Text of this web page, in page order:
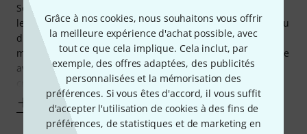
Grâce à nos cookies, nous souhaitons vous offrir
la meilleure expérience d'achat possible, avec
tout ce que cela implique. Cela inclut, par
exemple, des offres adaptées, des publicités
personnalisées et la mémorisation des
préférences. Si vous êtes d'accord, il vous suffit
d'accepter l'utilisation de cookies à des fins de
préférences, de statistiques et de marketing en
Solide, elle s'adapte facilement à tous les claviers avec
lesquels je l'ai utilisé. Cependant, elle manque quelque peu
d'amplitude sonore entre le volume minimum et le volume
maximal, ce qui est un peu génant surtout lorsqu'on l'utilise
avec un orgue hammond. De même, le son a tendance à
craquer et produire
Afficher plus